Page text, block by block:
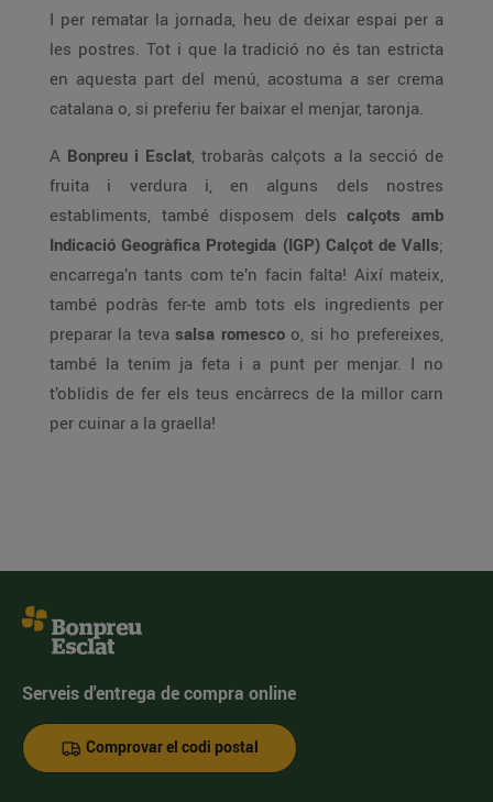
I per rematar la jornada, heu de deixar espai per a
les postres. Tot i que la tradició no és tan estricta
en aquesta part del menú, acostuma a ser crema
catalana o, si preferiu fer baixar el menjar, taronja.
A Bonpreu i Esclat, trobaràs calçots a la secció de
fruita i verdura i, en alguns dels nostres
establiments, també disposem dels calçots amb
Indicació Geogràfica Protegida (IGP) Calçot de Valls;
encarrega’n tants com te’n facin falta! Així mateix,
també podràs fer-te amb tots els ingredients per
preparar la teva salsa romesco o, si ho prefereixes,
també la tenim ja feta i a punt per menjar. I no
t’oblidis de fer els teus encàrrecs de la millor carn
per cuinar a la graella!
Serveis d'entrega de compra online
Comprovar el codi postal